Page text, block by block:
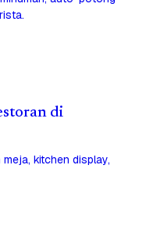
di
kitchen display,